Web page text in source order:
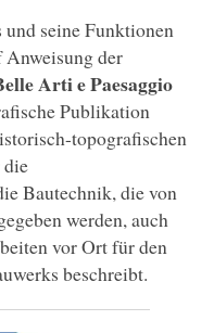
seine Funktionen
der
Arti e Paesaggio
Publikation
topografischen
Bautechnik, die von
werden, auch
vor Ort für den
beschreibt.